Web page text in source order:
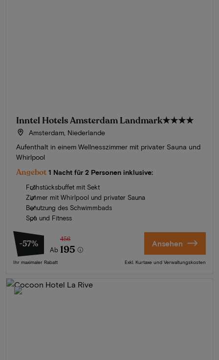
Inntel Hotels Amsterdam Landmark★★★★
Amsterdam, Niederlande
Aufenthalt in einem Wellnesszimmer mit privater Sauna und
Whirlpool
Angebot 1 Nacht für 2 Personen inklusive:
Frühstücksbuffet mit Sekt
Zimmer mit Whirlpool und privater Sauna
Benutzung des Schwimmbads
Spa und Fitness
-57%
Ab
456
195
Ihr maximaler Rabatt
Ansehen
Exkl. Kurtaxe und Verwaltungskosten